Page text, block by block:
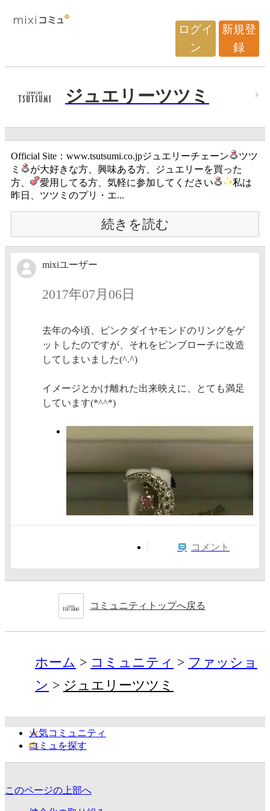
ログイ
ン
新規登
録
ジュエリーツツミ
Official Site：www.tsutsumi.co.jpジュエリーチェーン
ツツ
ミ
が大好きな方、興味ある方、ジュエリーを買った
方、
愛用してる方、気軽に参加してください
私は
昨日、ツツミのプリ・エ...
続きを読む
mixiユーザー
2017年07月06日
去年の今頃、ピンクダイヤモンドのリングをゲ
ットしたのですが、それをピンブローチに改造
してしまいました(^.^)
イメージとかけ離れた出来映えに、とても満足
しています(*^^*)
コメント
コミュニティトップへ戻る
ホーム コミュニティ
ファッショ
ン
ジュエリーツツミ
人気コミュニティ
コミュを探す
このページの上部へ